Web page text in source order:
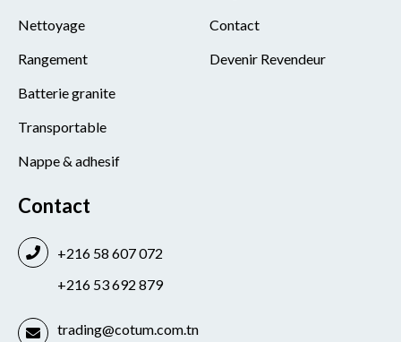
Nettoyage
Rangement
Batterie granite
Transportable
Nappe & adhesif
Contact
Devenir Revendeur
Contact
+216 58 607 072
+216 53 692 879
trading@cotum.com.tn